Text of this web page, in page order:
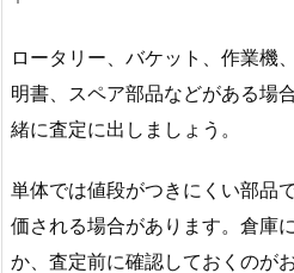
ロータリー、バケット、作業機
明書、スペア部品などがある場
緒に査定に出しましょう。
単体では値段がつきにくい部品
価される場合があります。倉庫
か、査定前に確認しておくのが